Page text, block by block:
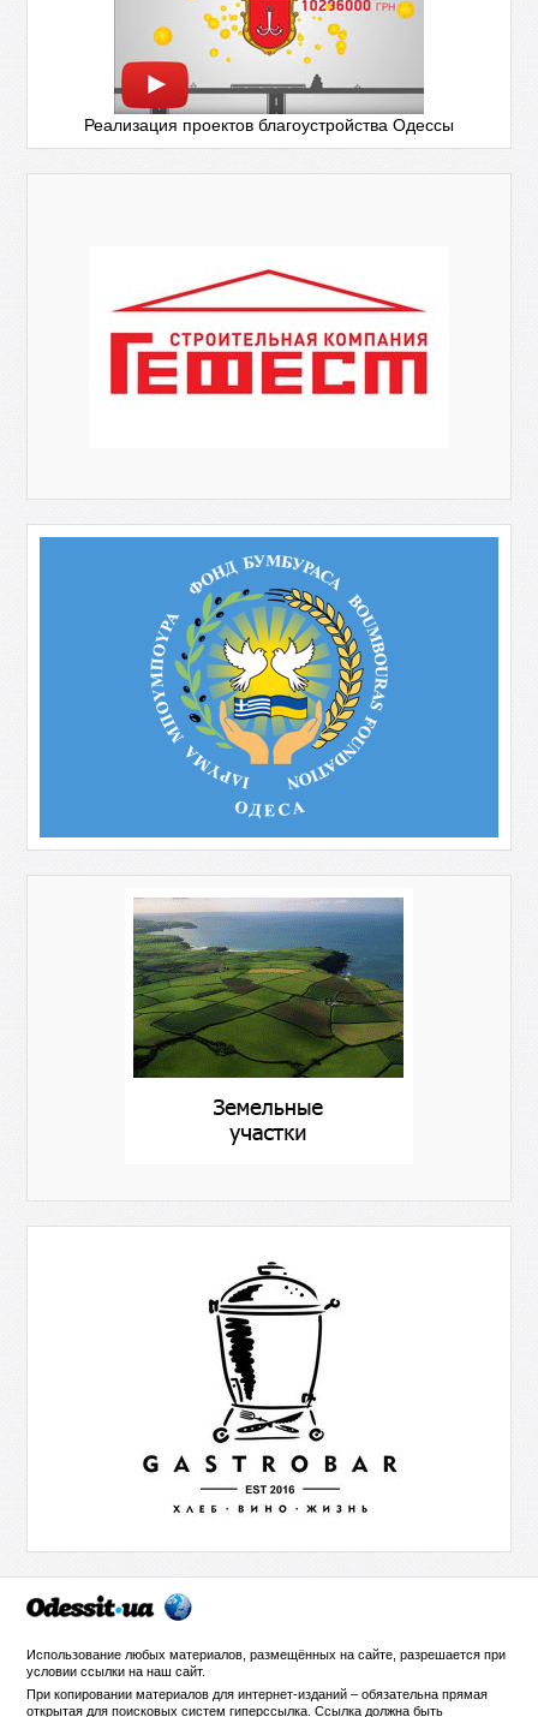
Реализация проектов благоустройства Одессы
Использование любых материалов, размещённых на сайте, разрешается при
условии ссылки нанаш сайт.
При копировании материалов для интернет-изданий – обязательна прямая
открытая для поисковых систем гиперссылка. Ссылка должна быть